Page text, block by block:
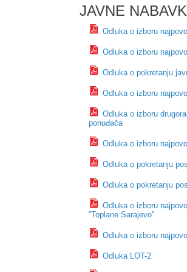
JAVNE
Odluka o izboru
Odluka o izboru
Odluka o pokretanju
Odluka o izboru
Odluka o izboru
ponuđača
Odluka o izboru
Odluka o pokretanju
Odluka o pokretanju
Odluka o izboru
''Toplane Sarajevo''
Odluka o izboru
Odluka LOT-2